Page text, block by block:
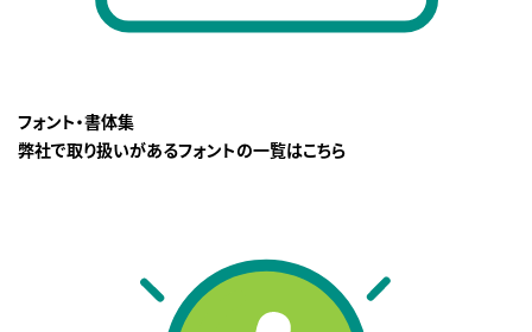
フォント・書体集
弊社で取り扱いがあるフォントの一覧はこちら